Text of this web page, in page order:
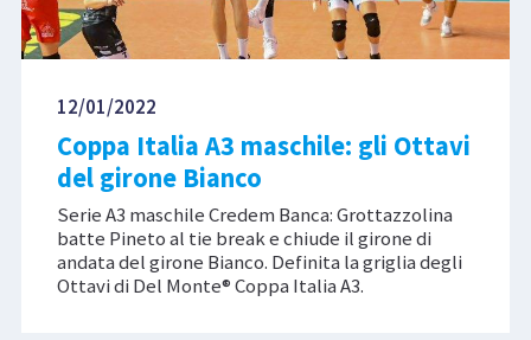
12/01/2022
Coppa Italia A3 maschile: gli Ottavi
del girone Bianco
Serie A3 maschile Credem Banca: Grottazzolina
batte Pineto al tie break e chiude il girone di
andata del girone Bianco. Definita la griglia degli
Ottavi di Del Monte® Coppa Italia A3.